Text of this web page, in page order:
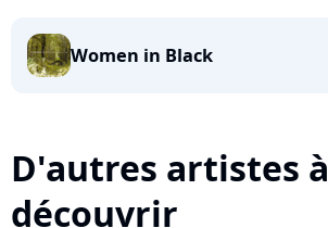
Women in Black
D'autres artistes à
découvrir